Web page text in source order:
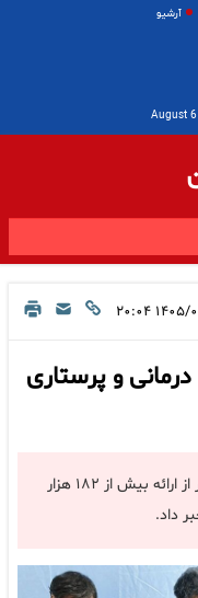
آرشیو
۱۴ ۲۰:۰۴
خدمت درمانی و پرستاری
مرکز پزشکی حج و زیارت جمعیت هلال‌احمر از ارائه بیش از ۱۸۲ هزار
داد.